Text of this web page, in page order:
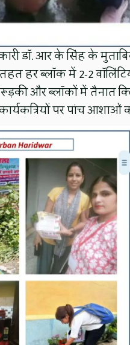
डॉ. आर के सिंह के
हर ब्लॉक में 2-2
रूड़की और ब्लॉकों में तैनात
पर पांच आशाओं